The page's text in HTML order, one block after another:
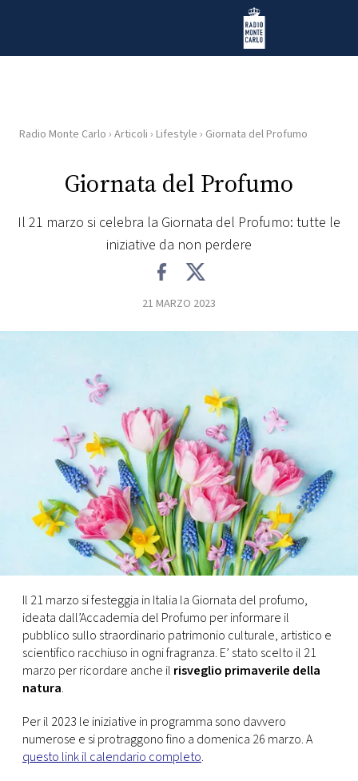
Radio Monte Carlo
HOME
RADIO
WEB
CONCORSI
EVENTI
VIDEO
TV
PRINCIPATO
DI
MONACO
CONSIGLIA
Radio Monte Carlo › Articoli › Lifestyle › Giornata del Profumo
Giornata del Profumo
Il 21 marzo si celebra la Giornata del Profumo: tutte le
iniziative da non perdere
21 MARZO 2023
Il 21 marzo si festeggia in Italia la Giornata del profumo,
ideata dall’Accademia del Profumo per informare il
pubblico sullo straordinario patrimonio culturale, artistico e
scientifico racchiuso in ogni fragranza. E’ stato scelto il 21
marzo per ricordare anche il risveglio primaverile della
natura.
Per il 2023 le iniziative in programma sono davvero
numerose e si protraggono fino a domenica 26 marzo. A
questo link il calendario completo.